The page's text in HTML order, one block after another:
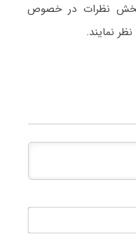
بخش نظرات در خصوص
نمایند.